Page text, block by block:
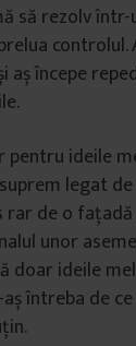
să rezolv într-
controlul.
aș începe
ideile
legat
rar de o
unor
doar ideile
întreba de